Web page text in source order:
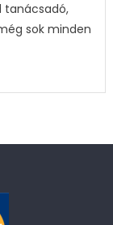
tanácsadó,
sok minden